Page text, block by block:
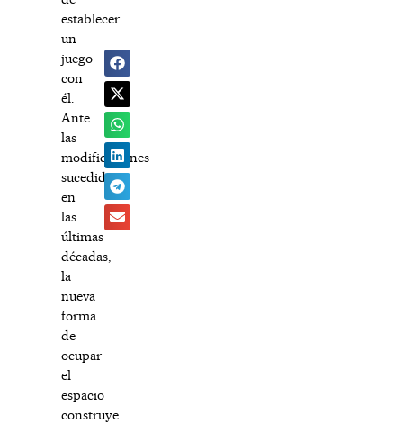
establecer
un
juego
con
él.
Ante
las
modificaciones
sucedidas
en
las
últimas
décadas,
la
nueva
forma
de
ocupar
el
espacio
construye